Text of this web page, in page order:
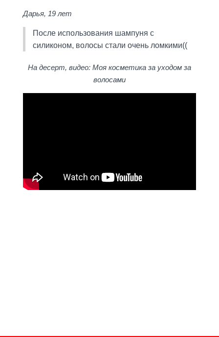
Дарья, 19 лет
После использования шампуня с
силиконом, волосы стали очень ломкими((
На десерт, видео: Моя косметика за уходом за
волосами